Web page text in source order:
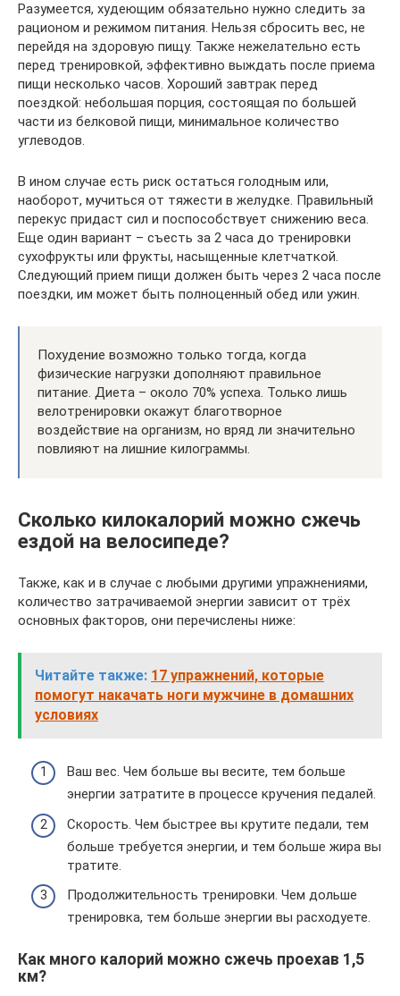
Разумеется, худеющим обязательно нужно следить за
рационом и режимом питания. Нельзя сбросить вес, не
перейдя на здоровую пищу. Также нежелательно есть
перед тренировкой, эффективно выждать после приема
пищи несколько часов. Хороший завтрак перед
поездкой: небольшая порция, состоящая по большей
части из белковой пищи, минимальное количество
углеводов.
В ином случае есть риск остаться голодным или,
наоборот, мучиться от тяжести в желудке. Правильный
перекус придаст сил и поспособствует снижению веса.
Еще один вариант – съесть за 2 часа до тренировки
сухофрукты или фрукты, насыщенные клетчаткой.
Следующий прием пищи должен быть через 2 часа после
поездки, им может быть полноценный обед или ужин.
Похудение возможно только тогда, когда
физические нагрузки дополняют правильное
питание. Диета – около 70% успеха. Только лишь
велотренировки окажут благотворное
воздействие на организм, но вряд ли значительно
повлияют на лишние килограммы.
Сколько килокалорий можно сжечь
ездой на велосипеде?
Также, как и в случае с любыми другими упражнениями,
количество затрачиваемой энергии зависит от трёх
основных факторов, они перечислены ниже:
Читайте также: 17 упражнений, которые
помогут накачать ноги мужчине в домашних
условиях
Ваш вес. Чем больше вы весите, тем больше
энергии затратите в процессе кручения педалей.
Скорость. Чем быстрее вы крутите педали, тем
больше требуется энергии, и тем больше жира вы
тратите.
Продолжительность тренировки. Чем дольше
тренировка, тем больше энергии вы расходуете.
Как много калорий можно сжечь проехав 1,5
км?